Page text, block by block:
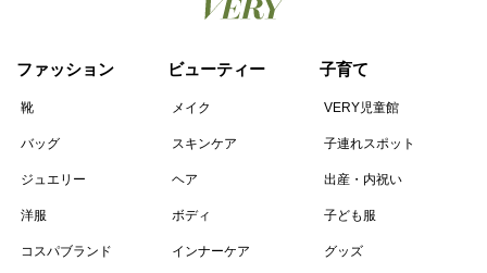
ファッション
靴
バッグ
ジュエリー
洋服
コスパブランド
ビューティー
メイク
スキンケア
ヘア
ボディ
インナーケア
子育て
VERY児童館
子連れスポット
出産・内祝い
子ども服
グッズ